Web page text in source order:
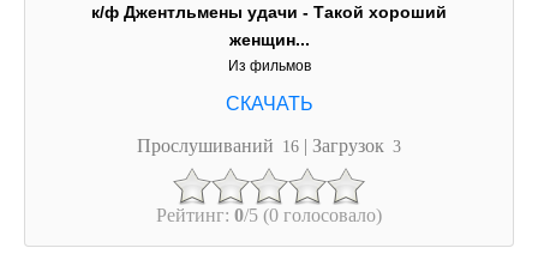
к/ф Джентльмены удачи - Такой хороший
женщин...
Из фильмов
Прослушиваний 16 | Загрузок 3
Рейтинг: 0/5 (0 голосовало)